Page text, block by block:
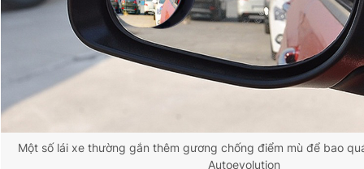
Một số lái xe thường gắn thêm gương chống điểm mù để bao
Autoevolution